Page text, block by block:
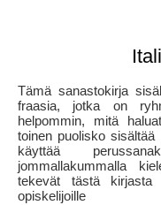
Tämä sanastokirja
fraasia, jotka on
helpommin, mitä
toinen puolisko
käyttää
jommallakummalla
tekevät tästä kirjasta
opiskelijoille